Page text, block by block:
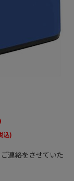
込)
連絡をさせていた